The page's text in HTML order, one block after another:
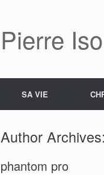
Pierre
SA VIE
Author Archives:
phantom pro